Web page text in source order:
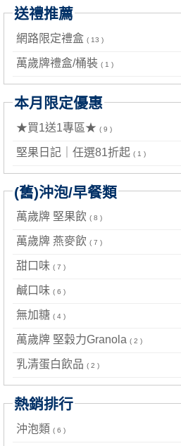
送禮推薦
網路限定禮盒 ( 13 )
萬歲牌禮盒/桶裝 ( 1 )
本月限定優惠
★買1送1專區★ ( 9 )
堅果日記｜任選81折起 ( 1 )
(舊)沖泡/早餐類
萬歲牌 堅果飲 ( 8 )
萬歲牌 燕麥飲 ( 7 )
甜口味 ( 7 )
鹹口味 ( 6 )
無加糖 ( 4 )
萬歲牌 堅穀力Granola ( 2 )
乳清蛋白飲品 ( 2 )
熱銷排行
沖泡類 ( 6 )